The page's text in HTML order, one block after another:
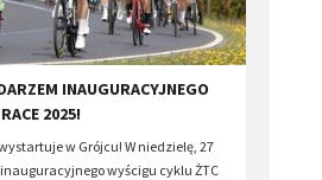
INAUGURACYJNEGO
2025!
w Grójcu! W niedzielę, 27
wyścigu cyklu ŻTC